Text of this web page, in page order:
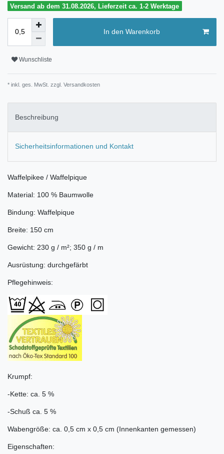
Versand ab dem 31.08.2026, Lieferzeit ca. 1-2 Werktage
In den Warenkorb
Wunschliste
* inkl. ges. MwSt. zzgl. Versandkosten
Beschreibung
Sicherheitsinformationen und Kontakt
Waffelpikee / Waffelpique
Material: 100 % Baumwolle
Bindung: Waffelpique
Breite: 150 cm
Gewicht: 230 g / m²; 350 g / m
Ausrüstung: durchgefärbt
Pflegehinweis:
Krumpf:
-Kette: ca. 5 %
-Schuß ca. 5 %
Wabengröße: ca. 0,5 cm x 0,5 cm (Innenkanten gemessen)
Eigenschaften: